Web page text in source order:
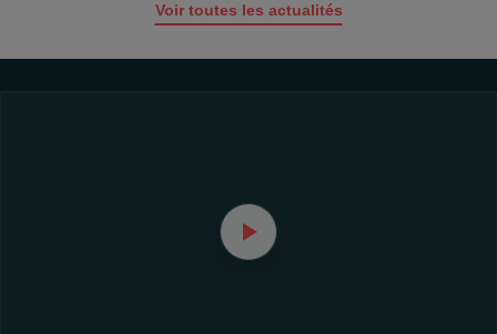
Voir toutes les actualités